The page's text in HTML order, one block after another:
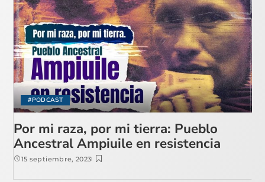
#PODCAST
Por mi raza, por mi tierra: Pueblo
Ancestral Ampiuile en resistencia
15 septiembre, 2023